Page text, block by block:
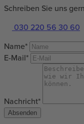
Schreiben Sie uns
030 220 56 30 60
Name*
E-Mail*
Nachricht*
Absenden